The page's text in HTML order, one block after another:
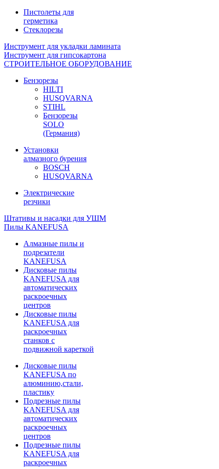
Пистолеты для
герметика
Стеклорезы
Инструмент для укладки ламината
Инструмент для гипсокартона
СТРОИТЕЛЬНОЕ ОБОРУДОВАНИЕ
Бензорезы
HILTI
HUSQVARNA
STIHL
Бензорезы
SOLO
(Германия)
Установки
алмазного бурения
BOSCH
HUSQVARNA
Электрические
резчики
Штативы и насадки для УШМ
Пилы KANEFUSA
Алмазные пилы и
подрезатели
KANEFUSA
Дисковые пилы
KANEFUSA для
автоматических
раскроечных
центров
Дисковые пилы
KANEFUSA для
раскроечных
станков с
подвижной кареткой
Дисковые пилы
KANEFUSA по
алюминию,стали,
пластику
Подрезные пилы
KANEFUSA для
автоматических
раскроечных
центров
Подрезные пилы
KANEFUSA для
раскроечных